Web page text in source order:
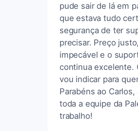
pude sair de lá em
que estava tudo
segurança de ter
precisar. Preço
impecável e o
continua excelente.
vou indicar para
Parabéns ao Carlos,
toda a equipe da
trabalho!